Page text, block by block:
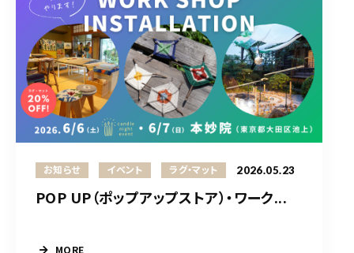
お知らせ イベント ラグ・マット 2026.05.23
POP UP（ポップアップストア）・ワーク...
MORE